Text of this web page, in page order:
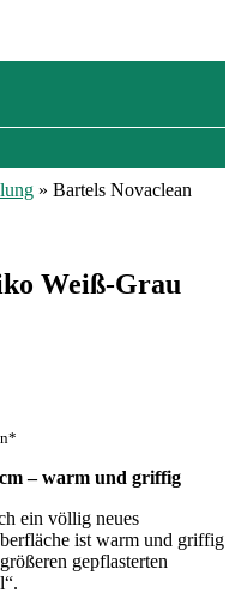
» Bartels Novaclean
Weiß-Grau
– warm und griffig
ein völlig neues
ist warm und griffig
gepflasterten